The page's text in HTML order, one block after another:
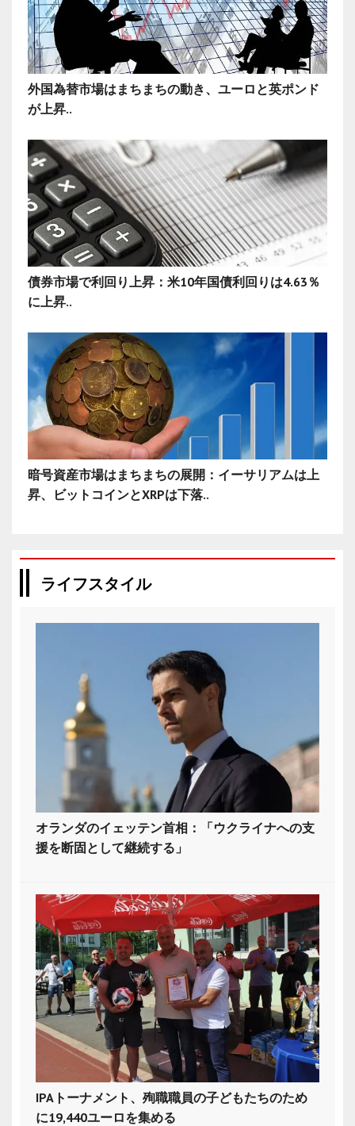
外国為替市場はまちまちの動き、ユーロと英ポンド
が上昇..
債券市場で利回り上昇：米10年国債利回りは4.63％
に上昇..
暗号資産市場はまちまちの展開：イーサリアムは上
昇、ビットコインとXRPは下落..
ライフスタイル
オランダのイェッテン首相：「ウクライナへの支
援を断固として継続する」
IPAトーナメント、殉職職員の子どもたちのため
に19,440ユーロを集める